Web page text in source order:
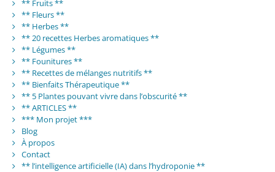
** Fruits **
** Fleurs **
** Herbes **
** 20 recettes Herbes aromatiques **
** Légumes **
** Founitures **
** Recettes de mélanges nutritifs **
** Bienfaits Thérapeutique **
** 5 Plantes pouvant vivre dans l’obscurité **
** ARTICLES **
*** Mon projet ***
Blog
À propos
Contact
** l’intelligence artificielle (IA) dans l’hydroponie **